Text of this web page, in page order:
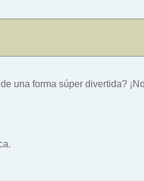
una forma súper divertida?